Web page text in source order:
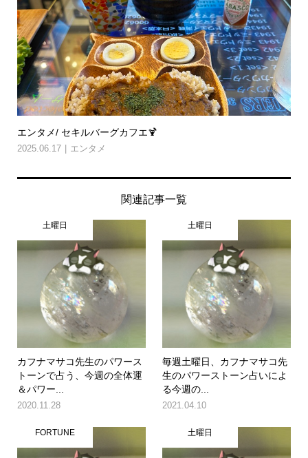
エンタメ/ セキルバーグカフエ🍹
2025.06.17 エンタメ
関連記事一覧
土曜日
カフナマサコ先生のパワース
トーンで占う、今週の全体運
＆パワー...
2020.11.28
土曜日
毎週土曜日、カフナマサコ先
生のパワーストーン占いによ
る今週の...
2021.04.10
FORTUNE 土曜日